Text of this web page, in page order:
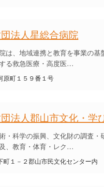
法人星総合病院
は、地域連携と教育を事業の基
る救急医療・高度医…
原町１５９番１号
法人郡山市文化・学
・科学の振興、文化財の調査・
、教育・体育・レク…
町１－２郡山市民文化センター内